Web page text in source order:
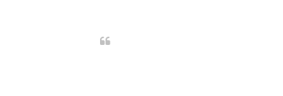
cu nerabdare urmatoarea